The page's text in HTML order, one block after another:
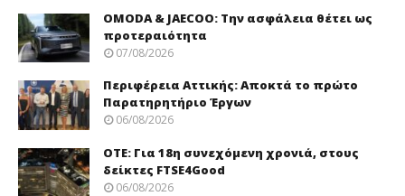
OMODA & JAECOO: Την ασφάλεια θέτει ως
προτεραιότητα
07/08/2026
Περιφέρεια Αττικής: Αποκτά το πρώτο
Παρατηρητήριο Έργων
06/08/2026
ΟΤΕ: Για 18η συνεχόμενη χρονιά, στους
δείκτες FTSE4Good
06/08/2026